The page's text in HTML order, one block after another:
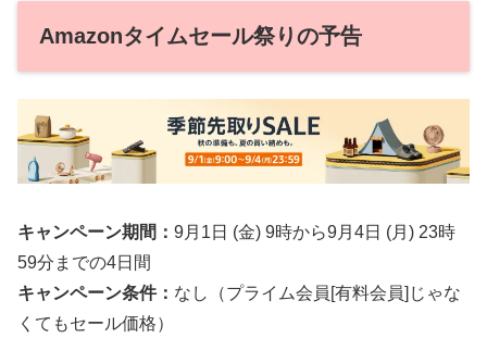
Amazonタイムセール祭りの予告
キャンペーン期間： 9月1日 (金) 9時から9月4日 (月) 23時
59分までの4日間
キャンペーン条件： なし（プライム会員[有料会員]じゃな
くてもセール価格）